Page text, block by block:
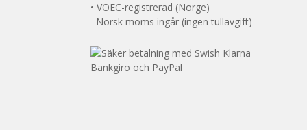
• VOEC-registrerad (Norge)
Norsk moms ingår (ingen tullavgift)